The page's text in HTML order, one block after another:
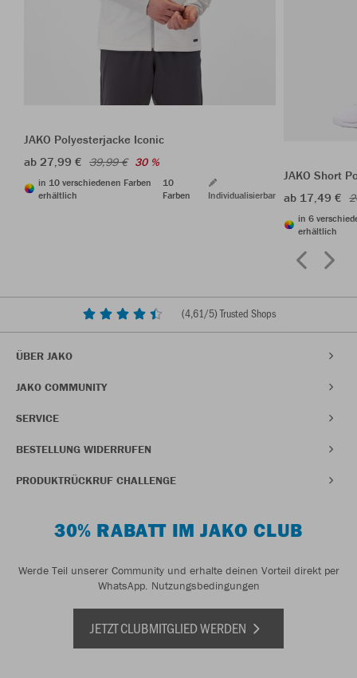
JAKO Polyesterjacke Iconic
ab 27,99 € 39,99 € 30 %
in 10 verschiedenen Farben
erhältlich
10
Farben
Individualisierbar
JAKO Short
ab 17,49 €
in 6
erhältlich
(4,61/5) Trusted Shops
ÜBER JAKO
JAKO COMMUNITY
SERVICE
BESTELLUNG WIDERRUFEN
PRODUKTRÜCKRUF CHALLENGE
30% RABATT IM JAKO CLUB
Werde Teil unserer Community und erhalte deinen Vorteil direkt per
WhatsApp. Nutzungsbedingungen
JETZT CLUBMITGLIED WERDEN